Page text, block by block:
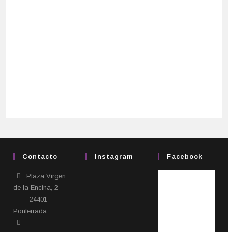
Contacto
Plaza Virgen
de la Encina, 2
24401
Ponferrada​
Instagram Facebook